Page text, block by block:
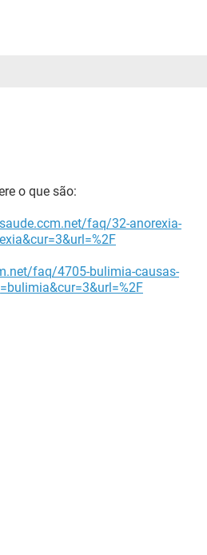
o que são:
faq/32-anorexia-
faq/4705-bulimia-causas-